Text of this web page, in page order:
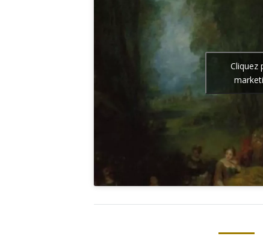
Cliquez